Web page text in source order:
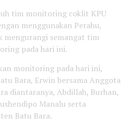
tim monitoring coklit KPU
menggunakan Perahu,
mengurangi semangat tim
pada hari ini.
monitoring pada hari ini,
Bara, Erwin bersama Anggota
diantaranya, Abdillah, Burhan,
Manalu serta
Batu Bara.